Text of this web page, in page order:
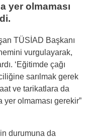
yer olmaması
TÜSİAD Başkanı
vurgulayarak,
‘Eğitimde çağı
sarılmak gerek
ve tarikatlara da
olmaması gerekir”
durumuna da